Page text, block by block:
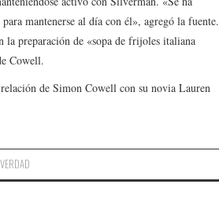
mantenerse al día con él», agregó la fuente.
la preparación de «sopa de frijoles italiana
Cowell.
de Simon Cowell con su novia Lauren
VERDAD